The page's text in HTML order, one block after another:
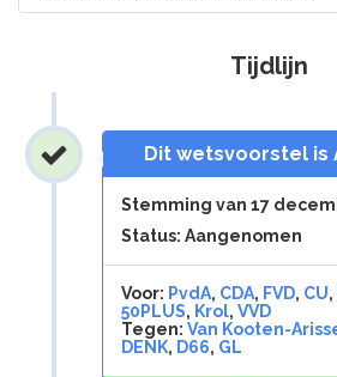
Tijdlijn
Dit wetsvoorstel is
Stemming van 17
Status: Aangenomen
Voor: PvdA, CDA, FVD, CU,
50PLUS, Krol,VVD
Tegen: Van Kooten-
DENK, D66, GL